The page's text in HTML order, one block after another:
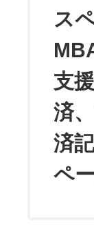
ス
支
済
済
ペ